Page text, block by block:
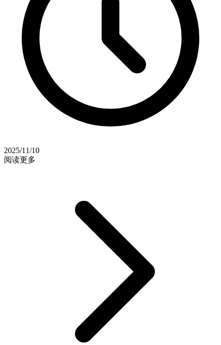
2025/11/10
阅读更多